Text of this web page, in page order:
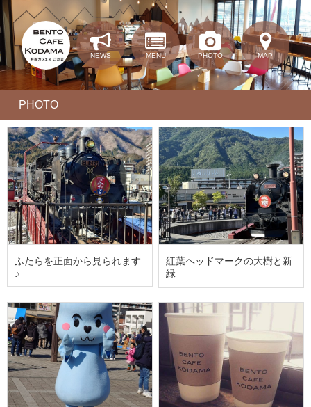
NEWS MENU PHOTO MAP
PHOTO
ふたらを正面から見られます
♪
紅葉ヘッドマークの大樹と新
緑